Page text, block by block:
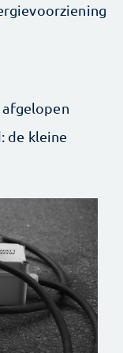
afgelopen
de kleine